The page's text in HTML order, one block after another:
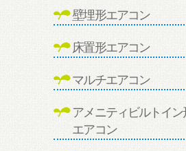
壁埋形エアコン
床置形エアコン
マルチエアコン
アメニティビルトイン
エアコン